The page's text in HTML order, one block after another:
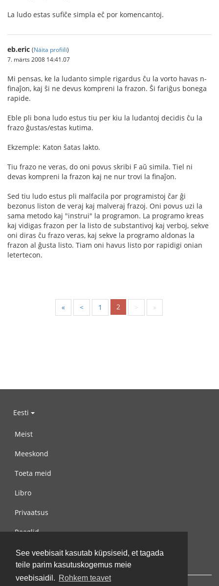
See veebisait kasutab küpsiseid, et tagada
teile parim kasutuskogemus meie
veebisaidil. Rohkem teavet
La ludo estas sufiĉe simpla eĉ por komencantoj.
eb.eric (Näita profiili)
7. märts 2008 14:41.07
Mi pensas, ke la ludanto simple rigardus ĉu la vorto havas n-
finaĵon, kaj ŝi ne devus kompreni la frazon. Ŝi fariĝus bonega
rapide.
Eble pli bona ludo estus tiu per kiu la ludantoj decidis ĉu la
frazo ĝustas/estas kutima.
Ekzemple: Katon ŝatas lakto.
Tiu frazo ne veras, do oni povus skribi F aŭ simila. Tiel ni
devas kompreni la frazon kaj ne nur trovi la finaĵon.
Sed tiu ludo estus pli malfacila por programistoj ĉar ĝi
bezonus liston de veraj kaj malveraj frazoj. Oni povus uzi la
sama metodo kaj "instrui" la programon. La programo kreas
kaj vidigas frazon per la listo de substantivoj kaj verboj, sekve
oni diras ĉu frazo veras, kaj sekve la programo aldonas la
frazon al ĝusta listo. Tiam oni havus listo por rapidigi onian
letertecon.
« < 1 2 > »
Eesti
Meist
Meeskond
Toeta meid
Libro
Privaatsus
Reeglid
Võta meiega ühendust